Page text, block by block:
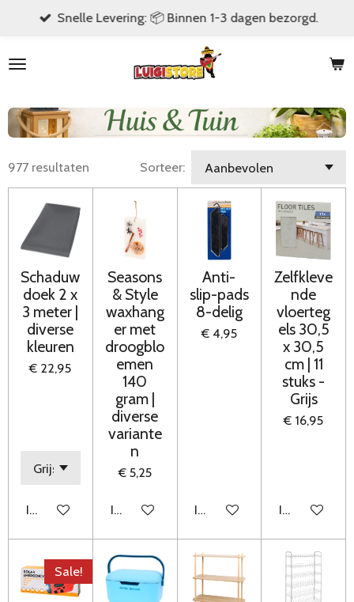
naar
hoofdinhoud
Snelle Levering: 📦 Binnen 1-3 dagen bezorgd.
977 resultaten Sorteer:
Schaduw
doek 2 x
3 meter |
diverse
kleuren
€ 22,95
In winkelwagen
Seasons
& Style
waxhang
er met
droogblo
emen
140
gram |
diverse
variante
n
€ 5,25
In winkelwagen
Anti-
slip-pads
8-delig
€ 4,95
In winkelwagen
Zelfkleve
nde
vloerteg
els 30,5
x 30,5
cm | 11
stuks -
Grijs
€ 16,95
In
Sale!